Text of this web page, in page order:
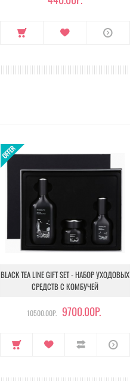
BLACK TEA LINE GIFT SET - НАБОР УХОДОВЫХ
СРЕДСТВ С КОМБУЧЕЙ
10500.00Р. 9700.00Р.